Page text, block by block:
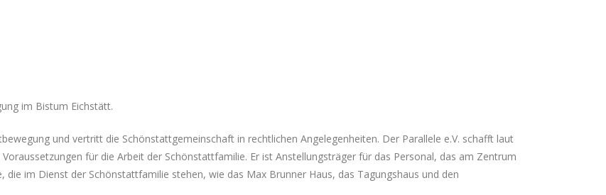
im Bistum Eichstätt.
und vertritt die Schönstattgemeinschaft in rechtlichen Angelegenheiten. Der Parallele e.V. schafft laut
für die Arbeit der Schönstattfamilie. Er ist Anstellungsträger für das Personal, das am Zentrum
im Dienst der Schönstattfamilie stehen, wie das Max Brunner Haus, das Tagungshaus und den